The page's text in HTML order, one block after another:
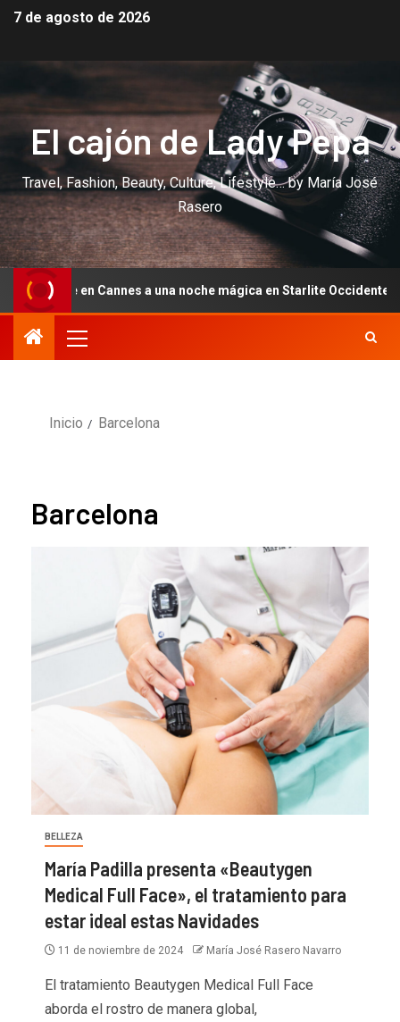
7 de agosto de 2026
El cajón de Lady Pepa
Travel, Fashion, Beauty, Culture, Lifestyle… by María José
Rasero
a una noche mágica en Starlite Occidente: diez años de
Inicio Barcelona
Barcelona
BELLEZA
María Padilla presenta «Beautygen
Medical Full Face», el tratamiento para
estar ideal estas Navidades
11 de noviembre de 2024 María José Rasero Navarro
El tratamiento Beautygen Medical Full Face
aborda el rostro de manera global,